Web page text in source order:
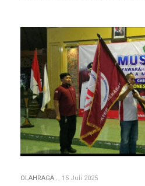
OLAHRAGA 15 Juli 2025